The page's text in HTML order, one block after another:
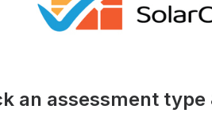
an assessment